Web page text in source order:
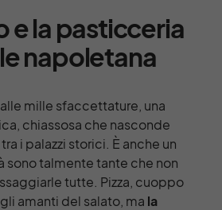
e la pasticceria
napoletana
mille sfaccettature, una
chiassosa che nasconde
i palazzi storici. È anche un
sono talmente tante che non
tutte. Pizza, cuoppo
amanti del salato, ma la